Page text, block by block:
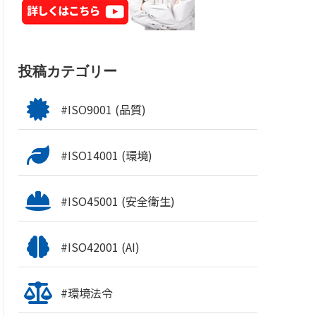
投稿カテゴリー
#ISO9001 (品質)
#ISO14001 (環境)
#ISO45001 (安全衛生)
#ISO42001 (AI)
#環境法令